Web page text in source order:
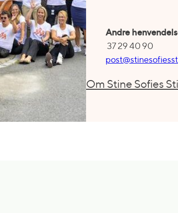
Andre
37 29 40 90
Om Stine Sofies